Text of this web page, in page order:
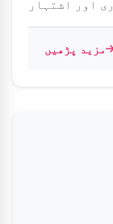
مزید پڑھیں